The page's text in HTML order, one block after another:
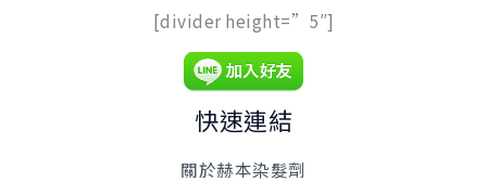
[divider height=”5″]
快速連結
關於赫本染髮劑